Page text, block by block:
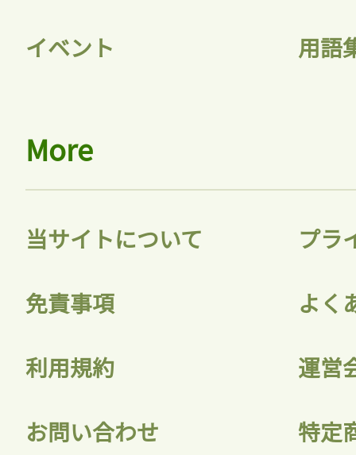
イベント 用語
More
当サイトについて プラ
免責事項 よく
利用規約 運営
お問い合わせ 特定